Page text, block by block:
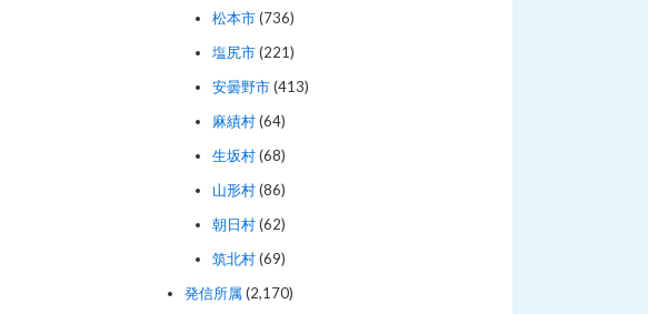
松本市(736)
塩尻市(221)
安曇野市(413)
麻績村(64)
生坂村(68)
山形村(86)
朝日村(62)
筑北村(69)
発信所属(2,170)